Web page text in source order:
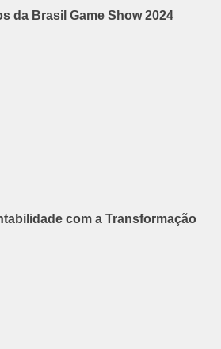
da Brasil Game Show 2024
com a Transformação